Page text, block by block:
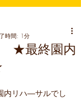
★最終園内
時間: 1分
内リハ―サルでし